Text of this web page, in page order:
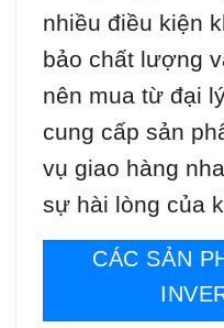
nhiều điều kiện
bảo chất lượng
nên mua từ đại
cung cấp sản
vụ giao hàng
sự hài lòng của
CÁC SẢN